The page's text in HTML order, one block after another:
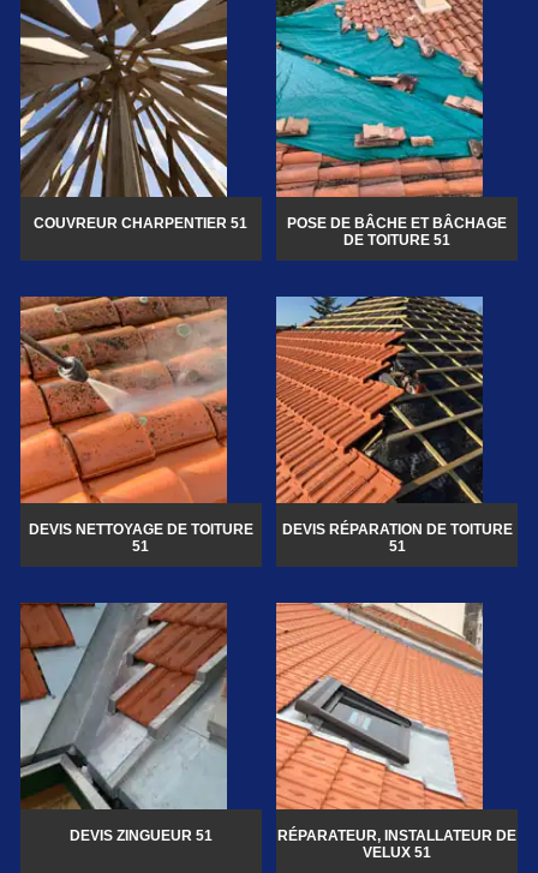
COUVREUR CHARPENTIER 51
POSE DE BÂCHE ET BÂCHAGE
DE TOITURE 51
DEVIS NETTOYAGE DE TOITURE
51
DEVIS RÉPARATION DE TOITURE
51
DEVIS ZINGUEUR 51
RÉPARATEUR, INSTALLATEUR DE
VELUX 51